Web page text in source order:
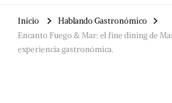
Inicio
Hablando Gastronómico
Encanto Fuego & Mar: el fine dining de
experiencia gastronómica.